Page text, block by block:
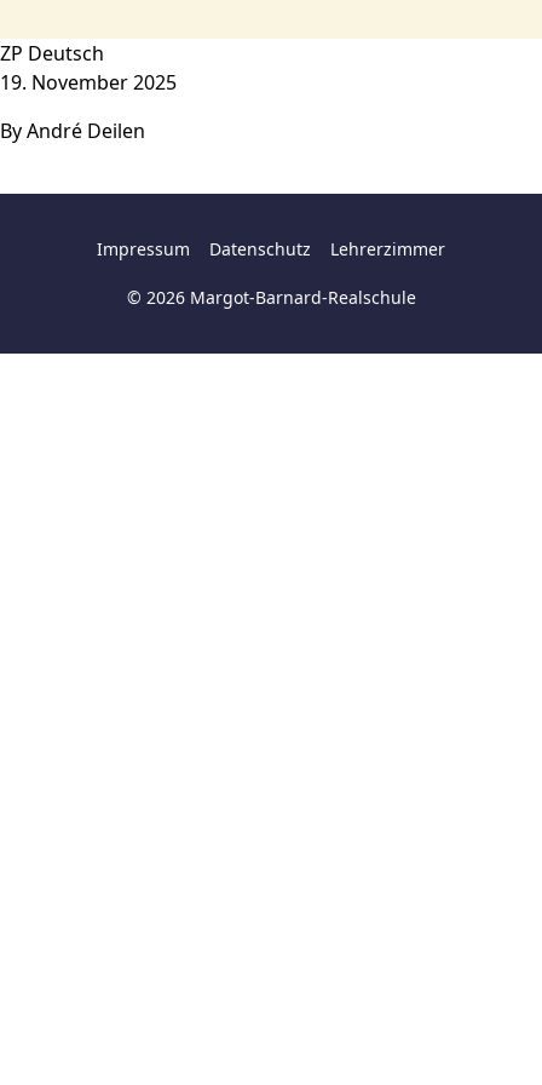
ZP Deutsch
19. November 2025
ByAndré Deilen
Impressum Datenschutz Lehrerzimmer
© 2026 Margot-Barnard-Realschule